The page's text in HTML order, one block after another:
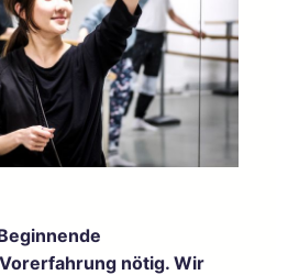
nötig. Wir